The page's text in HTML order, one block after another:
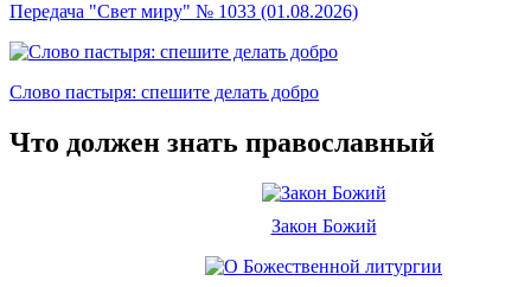
Передача "Свет миру" № 1033 (01.08.2026)
Слово пастыря: спешите делать добро
Что должен знать православный
Закон Божий